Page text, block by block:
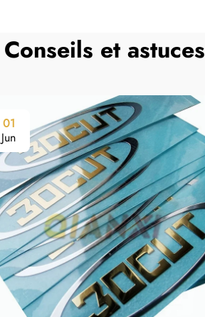
Conseils et astuces
01
Jun